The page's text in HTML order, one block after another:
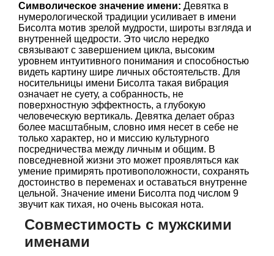
Символическое значение имени: Девятка в
нумерологической традиции усиливает в имени
Бисолта мотив зрелой мудрости, широты взгляда и
внутренней щедрости. Это число нередко
связывают с завершением цикла, высоким
уровнем интуитивного понимания и способностью
видеть картину шире личных обстоятельств. Для
носительницы имени Бисолта такая вибрация
означает не суету, а собранность, не
поверхностную эффектность, а глубокую
человеческую вертикаль. Девятка делает образ
более масштабным, словно имя несет в себе не
только характер, но и миссию культурного
посредничества между личным и общим. В
повседневной жизни это может проявляться как
умение примирять противоположности, сохранять
достоинство в переменах и оставаться внутренне
цельной. Значение имени Бисолта под числом 9
звучит как тихая, но очень высокая нота.
Совместимость с мужскими
именами